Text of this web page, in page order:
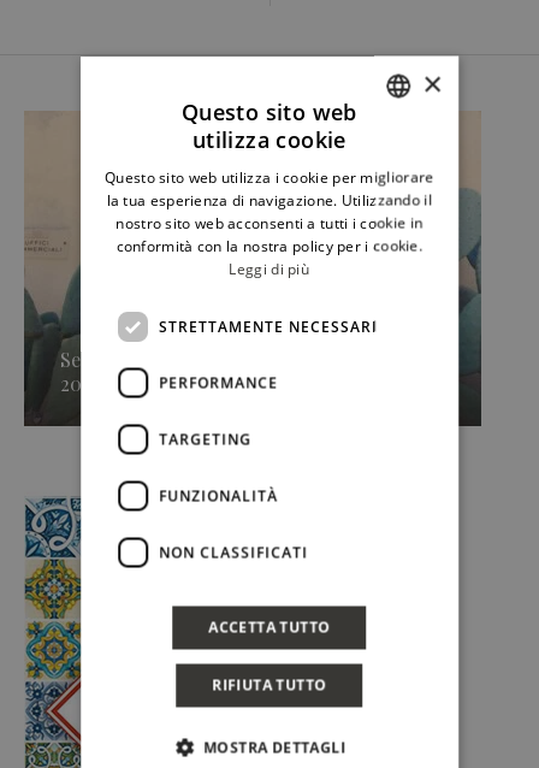
Secondo approdo di Sicilia en Primeur
2026, Caruso & Minini »
ENGLISH
×
Questo sito web
utilizza cookie
Questo sito web utilizza i cookie per migliorare
la tua esperienza di navigazione. Utilizzando il
nostro sito web acconsenti a tutti i cookie in
conformità con la nostra policy per i cookie.
Leggi di più
STRETTAMENTE NECESSARI
PERFORMANCE
TARGETING
FUNZIONALITÀ
NON CLASSIFICATI
ACCETTA TUTTO
RIFIUTA TUTTO
MOSTRA DETTAGLI